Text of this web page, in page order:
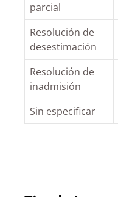
parcial
Resolución de
desestimación
Resolución de
inadmisión
Sin especificar